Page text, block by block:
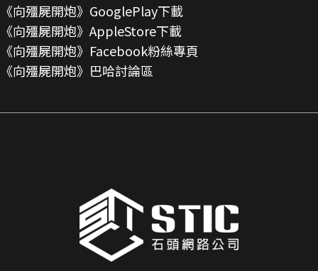
《向殭屍開炮》GooglePlay下載
《向殭屍開炮》AppleStore下載
《向殭屍開炮》Facebook粉絲專頁
《向殭屍開炮》巴哈討論區